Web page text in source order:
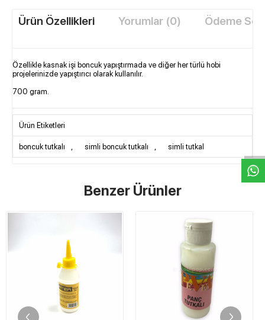
W
h
t
s
a
p
p
D
e
s
e
H
a
t
t
Ürün Özellikleri Yorumlar (0) Ödeme
Özellikle kasnak işi boncuk yapıştırmada ve diğer her türlü hobi
projelerinizde yapıştırıcı olarak kullanılır.
700 gram.
Ürün Etiketleri
boncuk tutkalı , simli boncuk tutkalı , simli tutkal
Benzer Ürünler